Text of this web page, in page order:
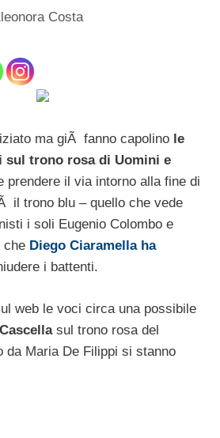
Costa
ma giÃ fanno capolino le
sul trono rosa di Uomini e
prendere il via intorno alla fine di
il trono blu – quello che vede
i soli Eugenio Colombo e
che Diego Ciaramella ha
i battenti.
web le voci circa una possibile
sul trono rosa del
da Maria De Filippi si stanno